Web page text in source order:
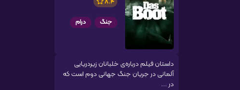
جنگ درام
داستان فیلم درباره‌ی خلبانان زیردریایی
آلمانی در جریان جنگ جهانی دوم است که
در ...